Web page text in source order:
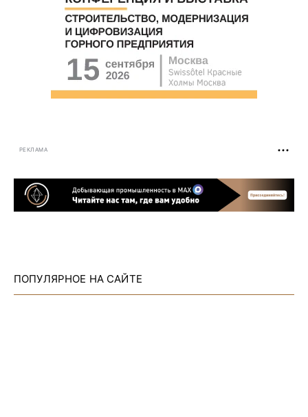
РЕКЛАМА
ПОПУЛЯРНОЕ НА САЙТЕ